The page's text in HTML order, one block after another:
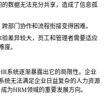
数据无法充分共享，造成了信息孤
部门协作和流程衔接变得困难。
差异较大，员工和管理者需要适应
度。
系统逐渐暴露出它的局限性。企业
统无法满足企业日益复杂的人力资源
为HRM领域的重要发展方向。